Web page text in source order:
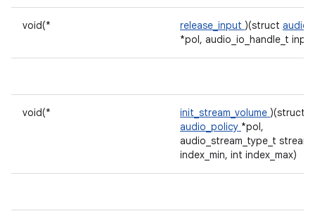
void(* release_input )(struct
*pol, audio_io_handle_t
void(* init_stream_volume )(struct
audio_policy *pol,
audio_stream_type_t
index_min, int index_max)